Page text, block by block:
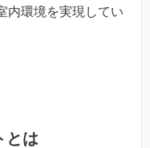
内環境を実現してい
とは